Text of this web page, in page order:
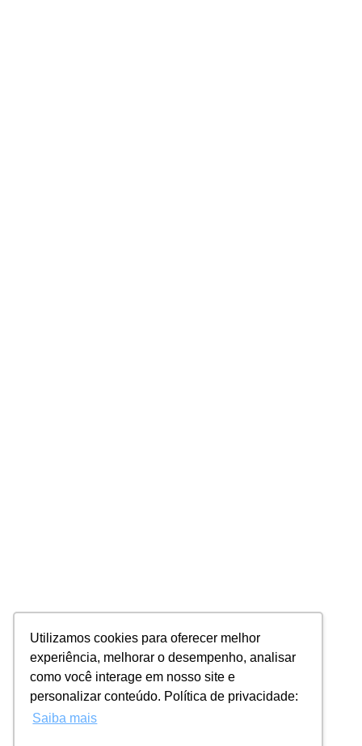
Utilizamos cookies para oferecer melhor
experiência, melhorar o desempenho, analisar
como você interage em nosso site e
personalizar conteúdo. Política de privacidade:
Saiba mais